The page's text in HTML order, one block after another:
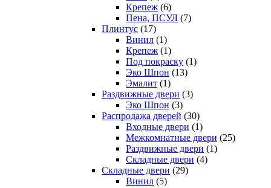
Крепеж (6)
Пена, ПСУЛ (7)
Плинтус (17)
Винил (1)
Крепеж (1)
Под покраску (1)
Эко Шпон (13)
Эмалит (1)
Раздвижные двери (3)
Эко Шпон (3)
Распродажа дверей (30)
Входные двери (1)
Межкомнатные двери (25)
Раздвижные двери (1)
Складные двери (4)
Складные двери (29)
Винил (5)